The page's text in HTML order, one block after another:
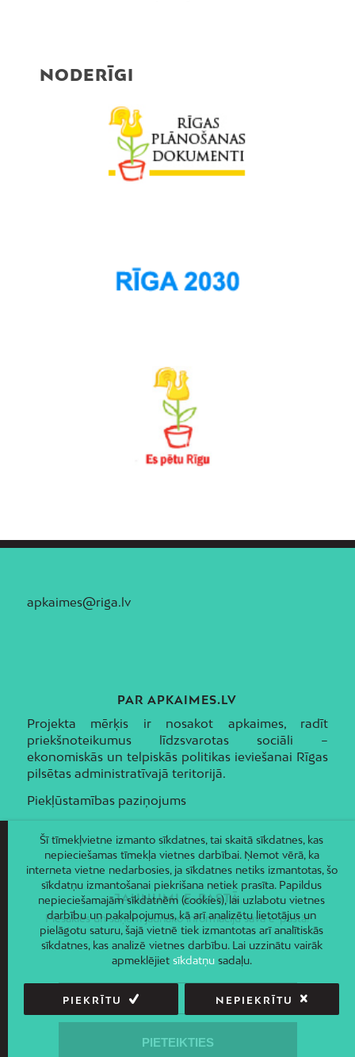
NODERĪGI
apkaimes@riga.lv
PAR APKAIMES.LV
Projekta mērķis ir nosakot apkaimes, radīt
priekšnoteikumus līdzsvarotas sociāli –
ekonomiskās un telpiskās politikas ieviešanai Rīgas
pilsētas administratīvajā teritorijā.
Piekļūstamības paziņojums
JAUNUMI E-PASTĀ
Piesakies un saņem jaunāko informāciju savā e-pastā!
Šī tīmekļvietne izmanto sīkdatnes, tai skaitā sīkdatnes, kas
nepieciešamas tīmekļa vietnes darbībai. Ņemot vērā, ka
interneta vietne nedarbosies, ja sīkdatnes netiks izmantotas, šo
sīkdatņu izmantošanai piekrišana netiek prasīta. Papildus
nepieciešamajām sīkdatnēm (cookies), lai uzlabotu vietnes
darbību un pakalpojumus, kā arī analizētu lietotājus un
pielāgotu saturu, šajā vietnē tiek izmantotas arī analītiskās
sīkdatnes, kas analizē vietnes darbību. Lai uzzinātu vairāk
apmeklējiet sīkdatņusadaļu.
PIEKRĪTU NEPIEKRĪTU